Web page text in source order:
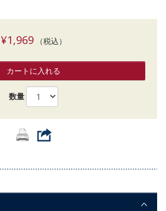
¥1,969（税込）
カートに入れる
数量